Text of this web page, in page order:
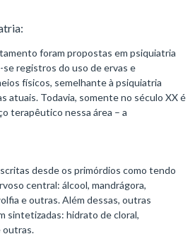
foram propostas em psiquiatria
registros do uso de ervas e
físicos, semelhante à psiquiatria
atuais. Todavia, somente no século XX é
terapêutico nessa área – a
desde os primórdios como tendo
central: álcool, mandrágora,
e outras. Além dessas, outras
sintetizadas: hidrato de cloral,
outras.